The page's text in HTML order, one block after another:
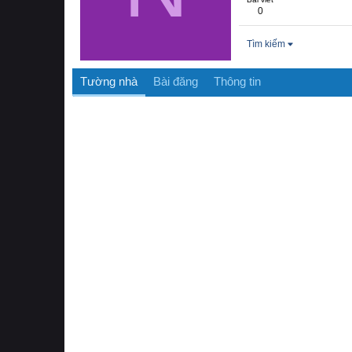
0
Tìm kiếm
Tường nhà Bài đăng Thông tin